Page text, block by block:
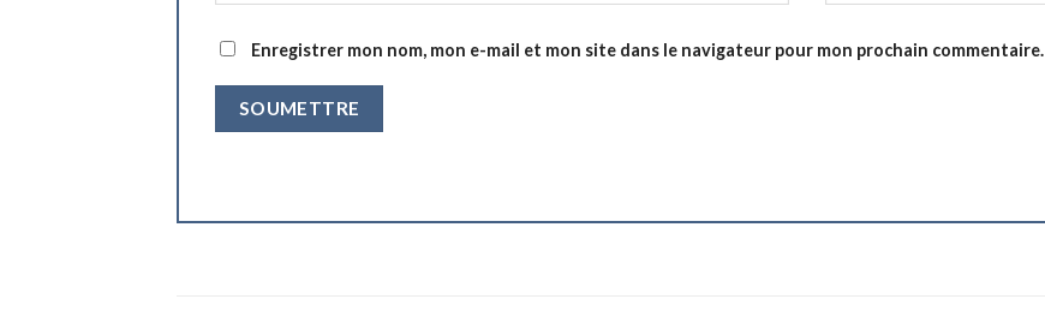
Enregistrer mon nom, mon e-mail et mon site dans le navigateur pour mon prochain commentaire.